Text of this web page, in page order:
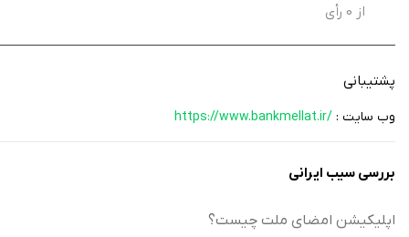
صرفه‌جویی زمان و افزایش بهره‌وری داشته باشد. شما می‌توانید آن را از سیب ایرانی
از 0 رأی
پشتیبانی
وب سایت : https://www.bankmellat.ir/
بررسی سیب ایرانی
اپلیکیشن امضای ملت چیست؟